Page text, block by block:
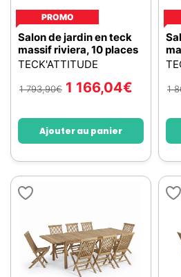
PROMO
Salon de jardin en teck
massif riviera, 10 places
TECK'ATTITUDE
1 793,90€ 1 166,04€
Ajouter au panier
1